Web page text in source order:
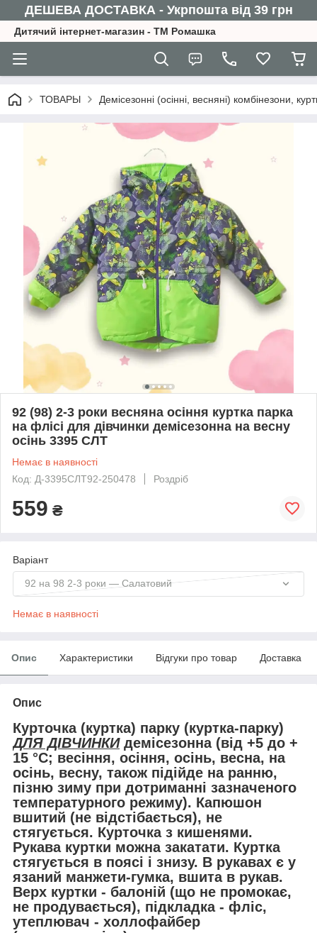
ДЕШЕВА ДОСТАВКА - Укрпошта від 39 грн
Дитячий інтернет-магазин - ТМ Ромашка
ТОВАРЫ Демісезонні (осінні, весняні) комбінезони,
92 (98) 2-3 роки весняна осіння куртка парка
на флісі для дівчинки демісезонна на весну
осінь 3395 СЛТ
Немає в наявності
Код: Д-3395СЛТ92-250478
Роздріб
559 ₴
Варіант
92 на 98 2-3 роки — Салатовий
Немає в наявності
Опис Характеристики Відгуки про товар Доставка
Опис
Курточка (куртка) парку (куртка-парку)
ДЛЯ ДІВЧИНКИдемісезонна (від +5 до +
15 °С; весіння, осіння, осінь, весна, на
осінь, весну, також підійде на ранню,
пізню зиму при дотриманні зазначеного
температурного режиму). Капюшон
вшитий (не відстібається), не
стягується. Курточка з кишенями.
Рукава куртки можна закатати. Куртка
стягується в поясі і знизу. В рукавах є у
язаний манжети-гумка, вшита в рукав.
Верх куртки - балоній (що не промокає,
не продувається), підкладка - фліс,
утеплювач - холлофайбер